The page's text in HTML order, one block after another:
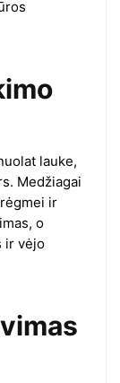
lauke,
Medžiagai
ir
o
ir vėjo